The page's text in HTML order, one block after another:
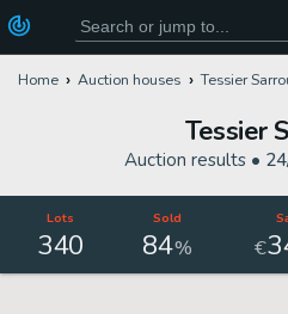
Home Auction houses Tessier
Tessier
Auction results •
Lots
340
Sold
84% €